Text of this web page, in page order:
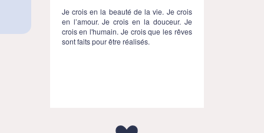
Je crois en la beauté de la vie. Je crois
en l’amour. Je crois en la douceur. Je
crois en l'humain. Je crois que les rêves
sont faits pour être réalisés.